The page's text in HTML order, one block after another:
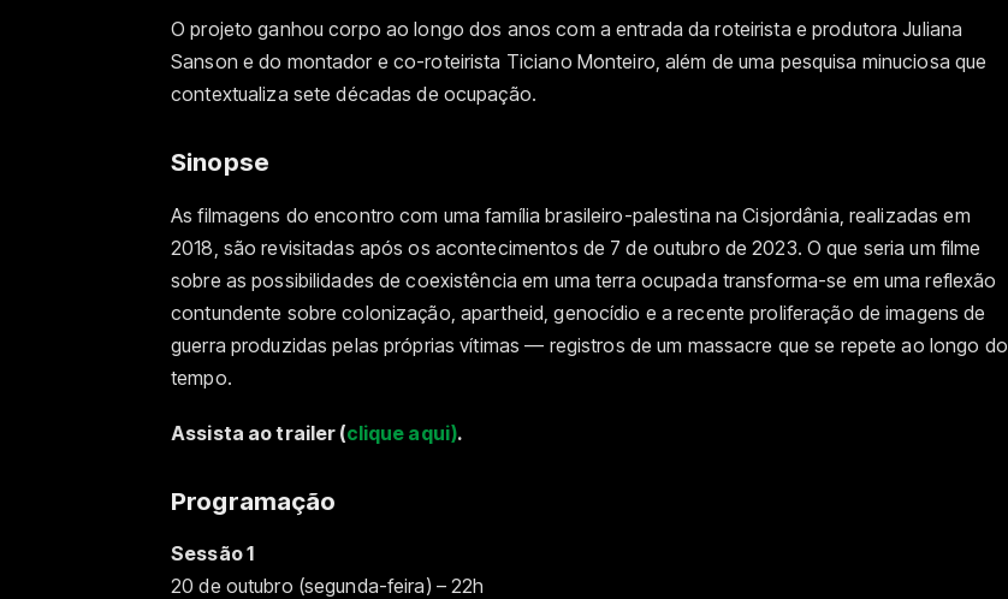
O projeto ganhou corpo ao longo dos anos com a entrada da roteirista e produtora Juliana
Sanson e do montador e co-roteirista Ticiano Monteiro, além de uma pesquisa minuciosa que
contextualiza sete décadas de ocupação.
Sinopse
As filmagens do encontro com uma família brasileiro-palestina na Cisjordânia, realizadas em
2018, são revisitadas após os acontecimentos de 7 de outubro de 2023. O que seria um filme
sobre as possibilidades de coexistência em uma terra ocupada transforma-se em uma reflexão
contundente sobre colonização, apartheid, genocídio e a recente proliferação de imagens de
guerra produzidas pelas próprias vítimas — registros de um massacre que se repete ao longo do
tempo.
Assista ao trailer (clique aqui).
Programação
Sessão 1
20 de outubro (segunda-feira) – 22h